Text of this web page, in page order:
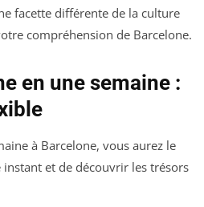
facette différente de la culture
compréhension de Barcelone.
en une semaine :
à Barcelone, vous aurez le
et de découvrir les trésors